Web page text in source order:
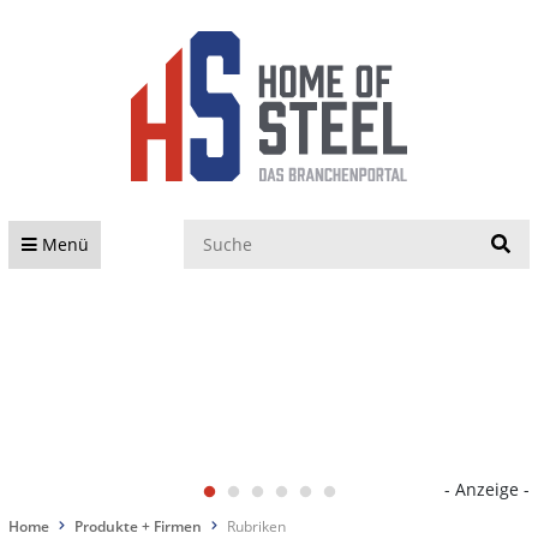
Menü
- Anzeige -
Home Produkte + Firmen Rubriken